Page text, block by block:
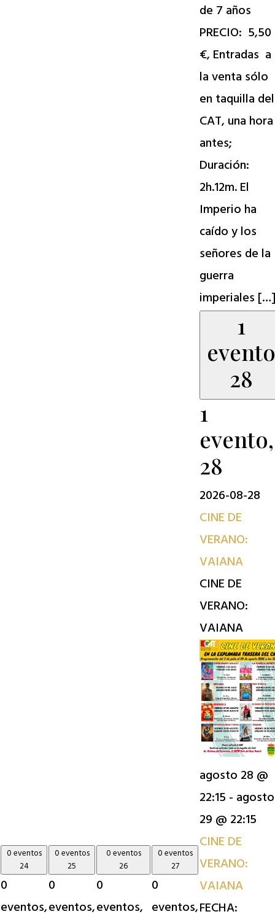
de 7 años
PRECIO: 5,50
€, Entradas a
la venta sólo
en taquilla del
CAT, una hora
antes;
Duración:
2h.12m. El
Imperio ha
caído y los
señores de la
guerra
imperiales
0 eventos
24
0
eventos,
0 eventos
25
0
eventos,
0 eventos
26
0
eventos,
0 eventos
27
0
eventos,
1
evento
28
1
evento,
28
2026-08-28
CINE DE
VERANO:
VAIANA
CINE DE
VERANO:
VAIANA
agosto 28 @
22:15 - agosto
29 @ 22:15
CINE DE
VERANO:
VAIANA
FECHA: